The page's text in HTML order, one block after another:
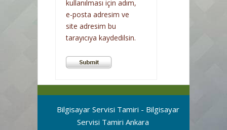
kullanılması için adım,
e-posta adresim ve
site adresim bu
tarayıcıya kaydedilsin.
Bilgisayar Servisi Tamiri - Bilgisayar
Servisi Tamiri Ankara